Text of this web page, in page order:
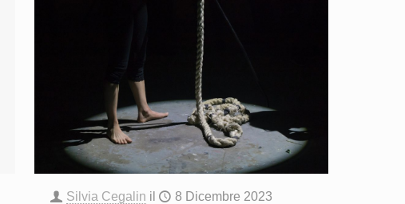
Silvia Cegalin il 8 Dicembre 2023